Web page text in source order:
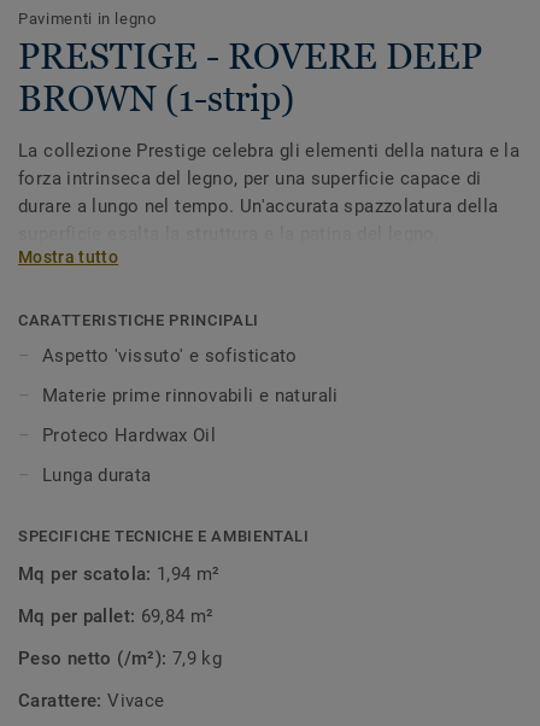
Pavimenti in legno
PRESTIGE - ROVERE DEEP
BROWN (1-strip)
La collezione Prestige celebra gli elementi della natura e la
forza intrinseca del legno, per una superficie capace di
durare a lungo nel tempo. Un'accurata spazzolatura della
rendendolo naturale, come se fosse stato esposto a sole,
dal sapore rustico, simile ad una vecchia panchina di legno
posizionata lungomare, esposta agli agenti atmosferici
stagione dopo stagione.
Mostra tutto
CARATTERISTICHE PRINCIPALI
Aspetto 'vissuto' e sofisticato
Materie prime rinnovabili e naturali
Proteco Hardwax Oil
Lunga durata
SPECIFICHE TECNICHE E AMBIENTALI
Mq per scatola: 1,94 m²
Mq per pallet: 69,84 m²
Peso netto (/m²): 7,9 kg
Carattere:Vivace